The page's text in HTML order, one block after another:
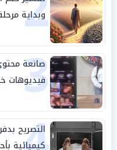
وبداية
3
صانعة
فيديوهات
التصريح
كيميائية